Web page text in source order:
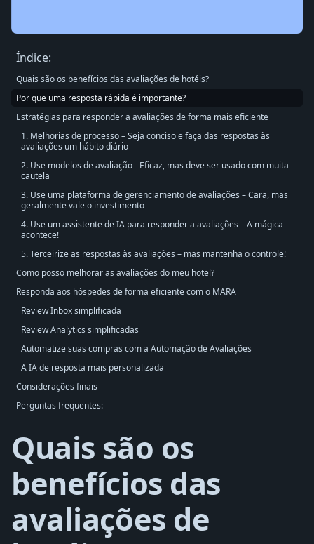
Índice:
Quais são os benefícios das avaliações de hotéis?
Por que uma resposta rápida é importante?
Estratégias para responder a avaliações de forma mais eficiente
1. Melhorias de processo – Seja conciso e faça das respostas às
avaliações um hábito diário
2. Use modelos de avaliação - Eficaz, mas deve ser usado com muita
cautela
3. Use uma plataforma de gerenciamento de avaliações – Cara, mas
geralmente vale o investimento
4. Use um assistente de IA para responder a avaliações – A mágica
acontece!
5. Terceirize as respostas às avaliações – mas mantenha o controle!
Como posso melhorar as avaliações do meu hotel?
Responda aos hóspedes de forma eficiente com o MARA
Review Inbox simplificada
Review Analytics simplificadas
Automatize suas compras com a Automação de Avaliações
A IA de resposta mais personalizada
Considerações finais
Perguntas frequentes:
Quais são os
benefícios das
avaliações de